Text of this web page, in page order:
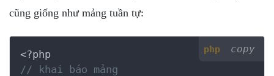
cũng giống như mảng tuần tự:
php copy
<?php
// khai báo mảng